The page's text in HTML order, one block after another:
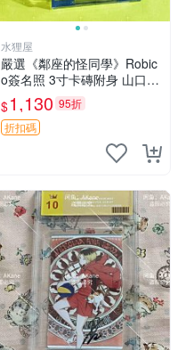
水狸屋
嚴選《鄰座的怪同學》Robic
o簽名照 3寸卡磚附身 山口賢
二親筆 中古初瑕收藏品 鄰座
的怪同學 署名照 點數
$1,130 95折
折扣碼